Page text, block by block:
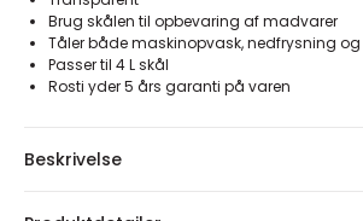
Brug skålen til opbevaring af madvarer
Tåler både maskinopvask, nedfrysning
Passer til 4 L skål
Rosti yder 5 års garanti på varen
Beskrivelse